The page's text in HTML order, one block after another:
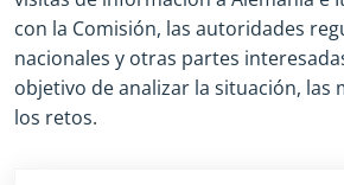
con la Comisión, las autoridades
nacionales y otras partes
objetivo de analizar la situación, las
los retos.